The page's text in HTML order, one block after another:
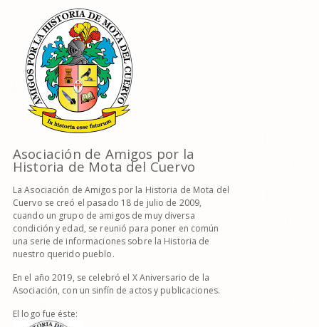
Asociación de Amigos por la
Historia de Mota del Cuervo
La Asociación de Amigos por la Historia de Mota del
Cuervo se creó el pasado 18 de julio de 2009,
cuando un grupo de amigos de muy diversa
condición y edad, se reunió para poner en común
una serie de informaciones sobre la Historia de
nuestro querido pueblo.
En el año 2019, se celebró el X Aniversario de la
Asociación, con un sinfín de actos y publicaciones.
El logo fue éste: